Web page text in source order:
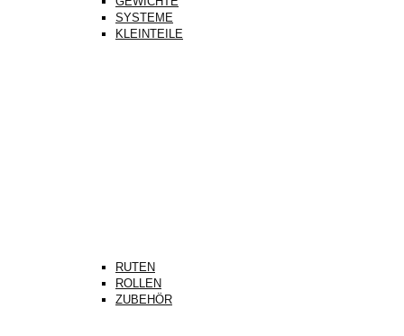
SYSTEME
KLEINTEILE
RUTEN
ROLLEN
ZUBEHÖR